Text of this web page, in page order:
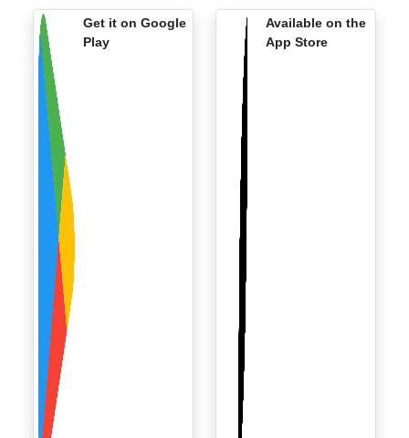
Get it on Google
Play
Available on the
App Store